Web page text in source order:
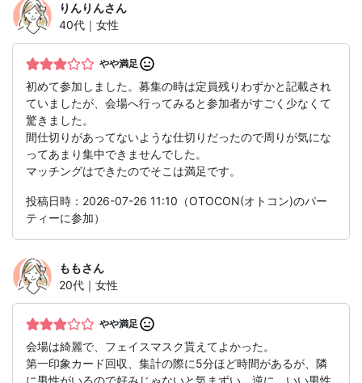
りんりんさん
40代｜女性
やや満足
初めて参加しました。募集の時は定員残りわずかと記載され
ていましたが、会場へ行ってみると参加者がすごく少なくて
驚きました。
間仕切りがあってないような仕切りだったので周りが気にな
ってあまり集中できませんでした。
マッチングはできたのでそこは満足です。
投稿日時：2026-07-26 11:10（OTOCON(オトコン)のパー
ティーに参加）
ももさん
20代｜女性
やや満足
会場は綺麗で、フェイスマスク貰えてよかった。
第一印象カード回収、集計の際に5分ほど時間があるが、隣